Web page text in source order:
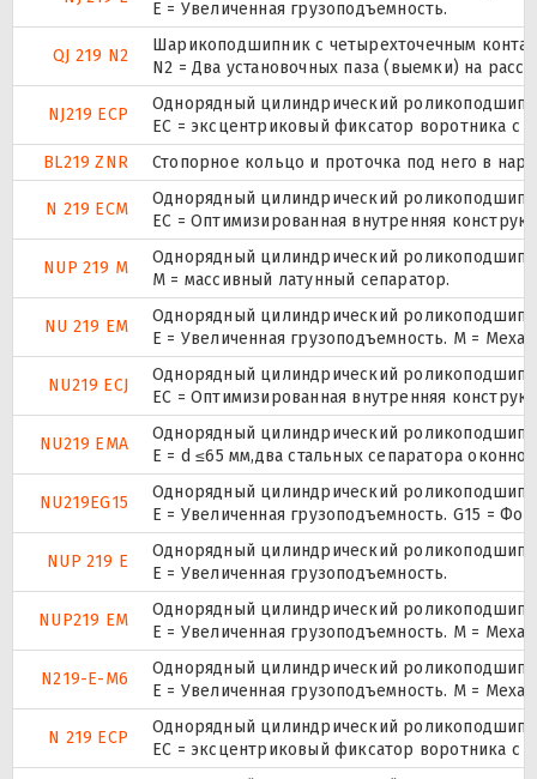
Е = Увеличенная грузоподъемность.
QJ 219 N2
Шарикоподшипник с четырехточечным
N2 = Два установочных паза (выемки) на
NJ219 ECP
Однорядный цилиндрический
ЕС = эксцентриковый фиксатор воротника с
BL219 ZNR
Стопорное кольцо и проточка под него в
N 219 ECM
Однорядный цилиндрический
EC = Оптимизированная внутренняя
NUP 219 M
Однорядный цилиндрический
M = массивный латунный сепаратор.
NU 219 EM
Однорядный цилиндрический
E = Увеличенная грузоподъемность. М =
NU219 ECJ
Однорядный цилиндрический
EC = Оптимизированная внутренняя
NU219 EMA
Однорядный цилиндрический
E = d ≤65 мм,два стальных сепаратора
NU219EG15
Однорядный цилиндрический
E = Увеличенная грузоподъемность. G15 =
NUP 219 E
Однорядный цилиндрический
Е = Увеличенная грузоподъемность.
NUP219 EM
Однорядный цилиндрический
E = Увеличенная грузоподъемность. М =
N219-E-M6
Однорядный цилиндрический
E = Увеличенная грузоподъемность. М =
N 219 ECP
Однорядный цилиндрический
ЕС = эксцентриковый фиксатор воротника с